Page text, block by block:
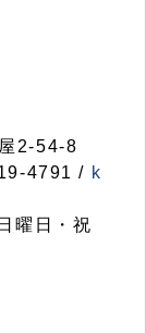
2-54-8
4791 / k
曜日・祝